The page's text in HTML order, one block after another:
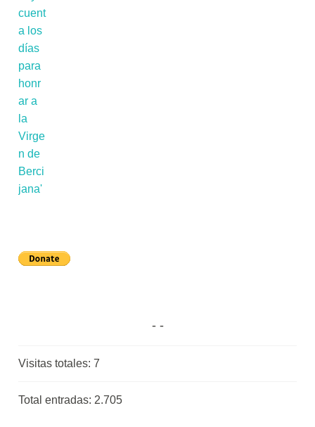
Visitas totales: 7
Total entradas: 2.705